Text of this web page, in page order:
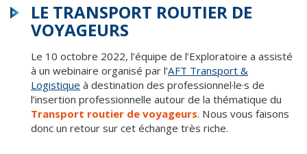
LE TRANSPORT ROUTIER DE
VOYAGEURS
Le 10 octobre 2022, l’équipe de l’Exploratoire a assisté
à un webinaire organisé par l’AFT Transport &
Logistique à destination des professionnel·le·s de
l’insertion professionnelle autour de la thématique du
Transport routier de voyageurs. Nous vous faisons
donc un retour sur cet échange très riche.